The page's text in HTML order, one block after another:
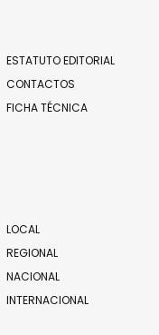
ESTATUTO EDITORIAL
CONTACTOS
FICHA TÉCNICA
LOCAL
REGIONAL
NACIONAL
INTERNACIONAL